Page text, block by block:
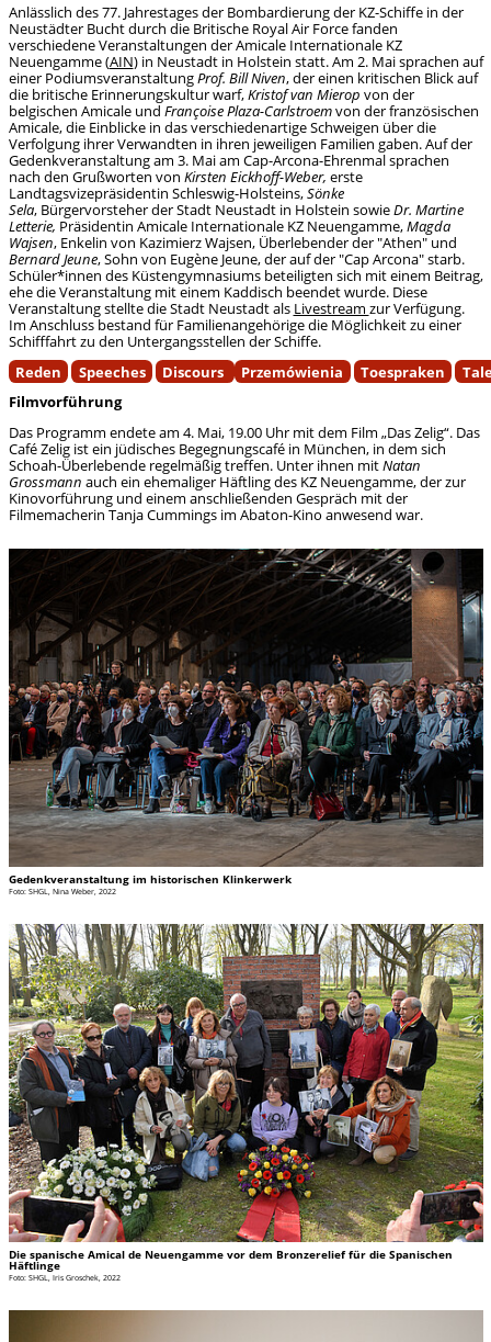
Anlässlich des 77. Jahrestages der Bombardierung der KZ-Schiffe in der
Neustädter Bucht durch die Britische Royal Air Force fanden
verschiedene Veranstaltungen der Amicale Internationale KZ
Neuengamme (AIN) in Neustadt in Holstein statt. Am 2. Mai sprachen auf
einer PodiumsveranstaltungProf. Bill Niven, der einen kritischen Blick auf
die britische Erinnerungskultur warf,Kristof van Mierop von der
belgischen Amicale und Françoise Plaza-Carlstroemvon der französischen
Amicale, die Einblicke in das verschiedenartige Schweigen über die
Verfolgung ihrer Verwandten in ihren jeweiligen Familien gaben. Auf der
Gedenkveranstaltung am 3. Mai am Cap-Arcona-Ehrenmal sprachen
nach den Grußworten von Kirsten Eickhoff-Weber, erste
Landtagsvizepräsidentin Schleswig-Holsteins,Sönke
Sela, Bürgervorsteher der Stadt Neustadt in Holstein sowieDr. Martine
Letterie, Präsidentin Amicale Internationale KZ Neuengamme,Magda
Wajsen, Enkelin von Kazimierz Wajsen, Überlebender der "Athen" und
Bernard Jeune, Sohn von Eugène Jeune, der auf der "Cap Arcona" starb.
Schüler*innen des Küstengymnasiums beteiligten sich mit einem Beitrag,
ehe die Veranstaltung mit einem Kaddisch beendet wurde. Diese
Veranstaltung stellte die Stadt Neustadt als Livestream zur Verfügung.
Im Anschluss bestand für Familienangehörige die Möglichkeit zu einer
Schifffahrt zu den Untergangsstellen der Schiffe.
Reden
Speeches Discours Przemówienia Toespraken
Filmvorführung
Das Programm endete am 4. Mai, 19.00 Uhr mit dem Film „Das Zelig“. Das
Café Zelig ist ein jüdisches Begegnungscafé in München, in dem sich
Schoah-Überlebende regelmäßig treffen. Unter ihnen mitNatan
Grossmann auch ein ehemaliger Häftling des KZ Neuengamme, der zur
Kinovorführung und einem anschließenden Gespräch mit der
Filmemacherin Tanja Cummings im Abaton-Kino anwesend war.
Gedenkveranstaltung im historischen Klinkerwerk
Foto: SHGL, Nina Weber, 2022
Die spanische Amical de Neuengamme vor dem Bronzerelief für die Spanischen
Häftlinge
Foto: SHGL, Iris Groschek, 2022